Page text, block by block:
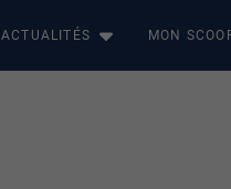
ACTUALITÉS MON